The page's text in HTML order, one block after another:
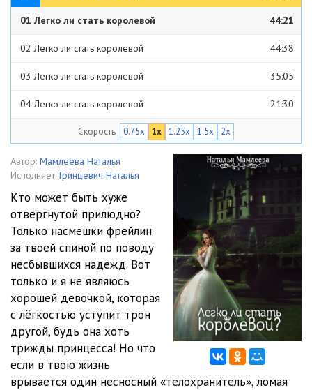
01 Легко ли стать королевой 44:21
02 Легко ли стать королевой 44:38
03 Легко ли стать королевой 35:05
04 Легко ли стать королевой 21:30
05 Легко ли стать королевой
06 Легко ли стать королевой
08 Легко ли стать королевой 22:48
09 Легко ли стать королевой 30:57
10 Легко ли стать королевой
11 Легко ли стать королевой 29:01
12 Легко ли стать королевой 29:56
13 Легко ли стать королевой
14 Легко ли стать королевой 33:57
Скорость 0.75x 1x 1.25x 1.5x 2x
Автор: Мамлеева Наталья
Исполняет: Гринцевич Наталья
Кто может быть хуже
отвергнутой прилюдно?
Только насмешки фрейлин
за твоей спиной по поводу
несбывшихся надежд. Вот
только и я не являюсь
хорошей девочкой, которая
с лёгкостью уступит трон
другой, будь она хоть
трижды принцесса! Но что
если в твою жизнь
врывается один несносный «телохранитель», ломая